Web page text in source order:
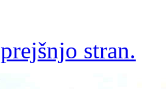
prejšnjo stran.